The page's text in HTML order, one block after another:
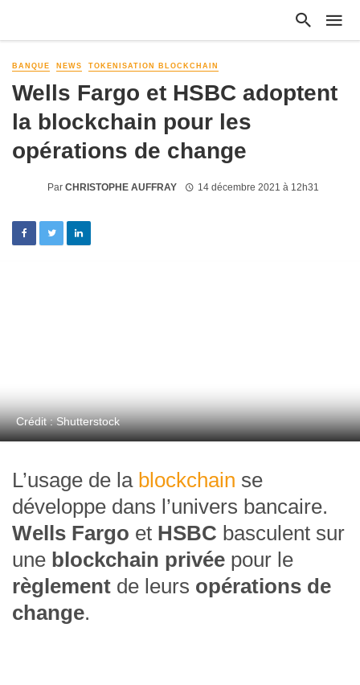
BANQUE NEWS TOKENISATION BLOCKCHAIN
Wells Fargo et HSBC adoptent
la blockchain pour les
opérations de change
Par CHRISTOPHE AUFFRAY 14 décembre 2021 à 12h31
Crédit : Shutterstock
L’usage de la blockchain se
développe dans l’univers bancaire.
Wells Fargo et HSBC basculent sur
une blockchain privée pour le
règlement de leurs opérations de
change.